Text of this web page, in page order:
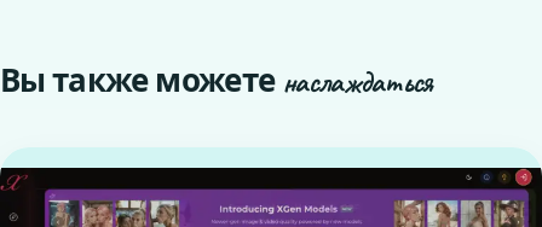
Вы также можете наслаждаться